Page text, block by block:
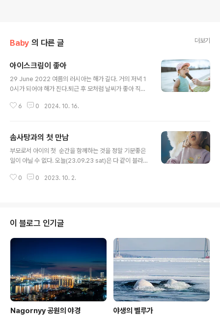
Baby 의 다른 글 더보기
아이스크림이 좋아
29 June 2022 여름의 러시아는 해가 길다. 거의 저녁 1
0시가 되어야 해가 진다.퇴근 후 모처럼 날씨가 좋아 직장
라디보스톡의 여름은 그렇게 덥지 않았다. 계속 흐린날씨
스크림인 Пломбир(플롬비르. 쁠람비르 - 바닐라 아이스
크림)에 초콜릿을 코팅한 것이다. 가끔씩 사먹은 아이스크
림을 딸과 같이 나눠 먹다보니 아이스크림이 먹고 싶은지
데아이스크림을 묻히고 먹는 모습이 너무 사랑스러워 촬영
6 0 2024. 10. 16.
솜사탕과의 첫 만남
부모로서 아이의 첫 순간을 함께하는 것을 정말 기분좋은
일이 아닐 수 없다. 오늘(23.09.23 sat)은 다 같이 블라디
다 행사준비가 안되어 있어 약 1년만에? 달자봇 수리조선
크면 새하얀 솜사탕을 활용하여 찍고 싶은 사진이 있어 한
번 시도 해보려고 하다가...아직 루나의 협조를 받기는 이르
구나 싶어 포기하는 찰나, 루나가 솜사탕 가게를 보고 솜사
탕이 신기한지 먹어보고 싶다고 가판 앞에서 한동안 솜사
탕을 쳐다보고 있어, 처음으로 솜사탕을 구매했다. 솜사탕
은 달콤하고 폭신해서 ..
0 0 2023. 10. 2.
이 블로그 인기글
Nagornyy 공원의 야경 야생의 벨루가